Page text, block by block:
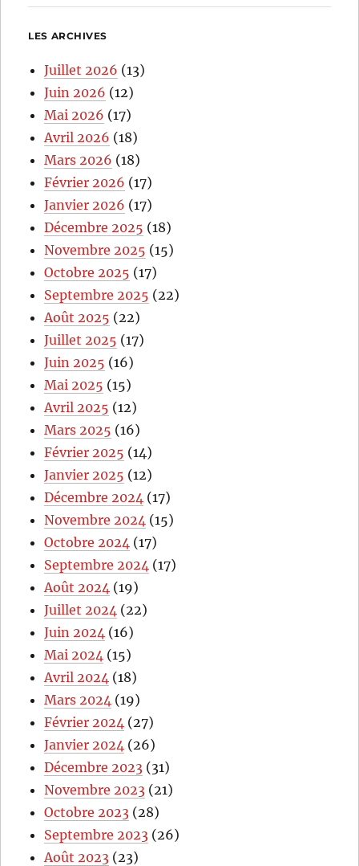
LES ARCHIVES
Juillet 2026 (13)
Juin 2026 (12)
Mai 2026 (17)
Avril 2026 (18)
Mars 2026 (18)
Février 2026 (17)
Janvier 2026 (17)
Décembre 2025 (18)
Novembre 2025 (15)
Octobre 2025 (17)
Septembre 2025 (22)
Août 2025 (22)
Juillet 2025 (17)
Juin 2025 (16)
Mai 2025 (15)
Avril 2025 (12)
Mars 2025 (16)
Février 2025 (14)
Janvier 2025 (12)
Décembre 2024 (17)
Novembre 2024 (15)
Octobre 2024 (17)
Septembre 2024 (17)
Août 2024 (19)
Juillet 2024 (22)
Juin 2024 (16)
Mai 2024 (15)
Avril 2024 (18)
Mars 2024 (19)
Février 2024 (27)
Janvier 2024 (26)
Décembre 2023 (31)
Novembre 2023 (21)
Octobre 2023 (28)
Septembre 2023 (26)
Août 2023 (23)